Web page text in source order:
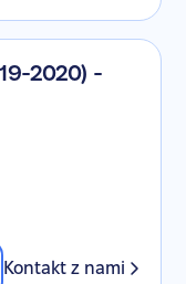
2020) -
Kontakt z nami